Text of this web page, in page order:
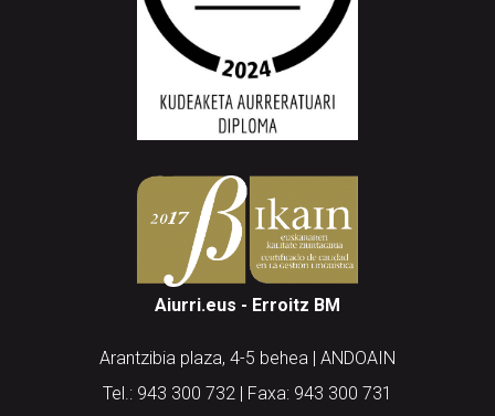
Aiurri.eus - Erroitz BM
Arantzibia plaza, 4-5 behea | ANDOAIN
Tel.: 943 300 732 | Faxa: 943 300 731